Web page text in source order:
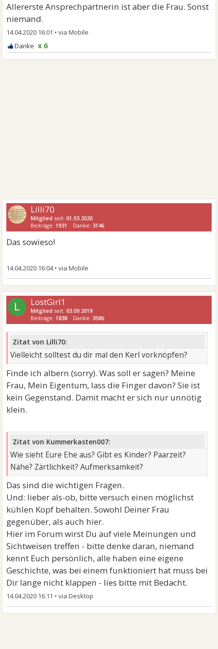
Allererste Ansprechpartnerin ist aber die Frau. Sonst
niemand.
14.04.2020 16:01 •
x 6
Lilli70
Mitglied seit:01.03.2020
Beiträge: 1931 Danke: 3146
Das sowieso!
14.04.2020 16:04•
L LostGirl1
Mitglied seit:03.09.2019
Beiträge: 1838 Danke: 3586
Zitat von Lilli70:
Vielleicht solltest du dir mal den Kerl vorknöpfen?
Finde ich albern (sorry). Was soll er sagen? Meine
Frau, Mein Eigentum, lass die Finger davon? Sie ist
kein Gegenstand. Damit macht er sich nur unnötig
klein.
Zitat von Kummerkasten007:
Wie sieht Eure Ehe aus? Gibt es Kinder? Paarzeit?
Nähe? Zärtlichkeit? Aufmerksamkeit?
Das sind die wichtigen Fragen.
Und: lieber als-ob, bitte versuch einen möglichst
kühlen Kopf behalten. Sowohl Deiner Frau
gegenüber, als auch hier.
Hier im Forum wirst Du auf viele Meinungen und
Sichtweisen treffen - bitte denke daran, niemand
kennt Euch persönlich, alle haben eine eigene
Geschichte, was bei einem funktioniert hat muss bei
Dir lange nicht klappen - lies bitte mit Bedacht.
14.04.2020 16:11 •